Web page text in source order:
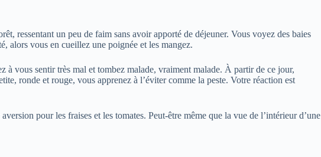
ressentant un peu de faim sans avoir apporté de déjeuner. Vous voyez des baies
alors vous en cueillez une poignée et les mangez.
à vous sentir très mal et tombez malade, vraiment malade. À partir de ce jour,
ronde et rouge, vous apprenez à l’éviter comme la peste. Votre réaction est
pour les fraises et les tomates. Peut-être même que la vue de l’intérieur d’une